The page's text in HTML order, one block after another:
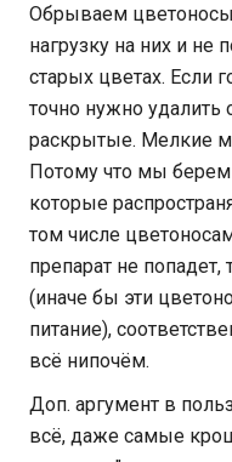
Обрываем цветоносы
нагрузку на них и не
старых цветах. Если
точно нужно
раскрытые. Мелкие
Потому что мы
которые
том числе
препарат не попадет,
(иначе бы эти
питание),
всё нипочём.
Доп. аргумент в
всё, даже самые